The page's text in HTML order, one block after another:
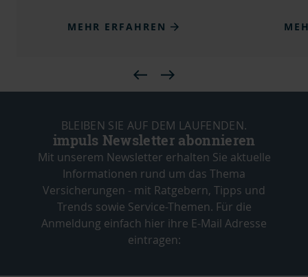
MEHR ERFAHREN
BLEIBEN SIE AUF DEM LAUFENDEN.
impuls Newsletter abonnieren
Mit unserem Newsletter erhalten Sie aktuelle
Informationen rund um das Thema
Versicherungen - mit Ratgebern, Tipps und
Trends sowie Service-Themen. Für die
Anmeldung einfach hier ihre E-Mail Adresse
eintragen: